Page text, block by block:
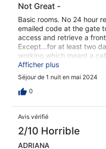
Not Great -
Basic rooms. No 24 hour
emailed code at the gate
access and retrieve a
Except...for at least two
working which meant a
but some operators don't
the room - not a single
remote call to get the
Afficher plus
Séjour de 1 nuit en mai 2024
0
Avis vérifié
2/10 Horrible
ADRIANA